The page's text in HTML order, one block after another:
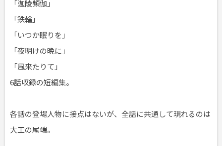
「迦陵頻伽」
「鉄輪」
「いつか眠りを」
「夜明けの晩に」
「風来たりて」
6話収録の短編集。
各話の登場人物に接点はないが、全話に共通して現れるのは
大工の尾端。